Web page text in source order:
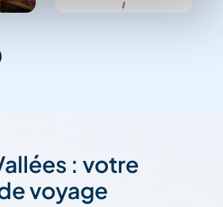
: votre
voyage